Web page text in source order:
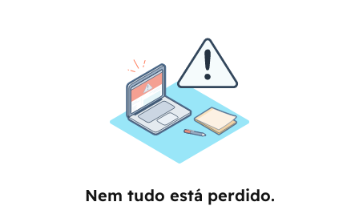
Nem tudo está perdido.